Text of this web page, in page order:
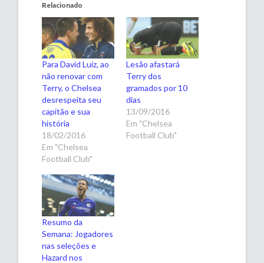
Relacionado
Para David Luiz, ao
não renovar com
Terry, o Chelsea
desrespeita seu
capitão e sua
história
18/02/2016
Em "Chelsea
Football Club"
Lesão afastará
Terry dos
gramados por 10
dias
13/09/2016
Em "Chelsea
Football Club"
Resumo da
Semana: Jogadores
nas seleções e
Hazard nos